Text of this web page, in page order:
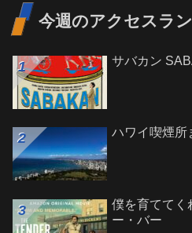
今週のアクセスラ
サバカン
ハワイ喫煙所
僕を育ててく
ー・バー